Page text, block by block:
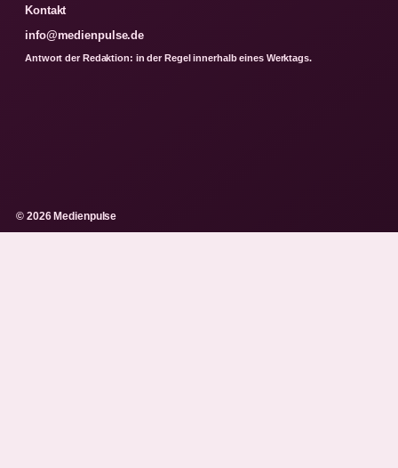
Kontakt
info@medienpulse.de
Antwort der Redaktion: in der Regel innerhalb eines Werktags.
© 2026 Medienpulse